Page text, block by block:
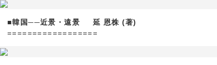
■韓国──近景・遠景 延 恩株 (著)
==================